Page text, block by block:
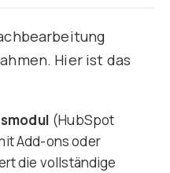
Hier ist das
(HubSpot
Add-ons oder
die vollständige